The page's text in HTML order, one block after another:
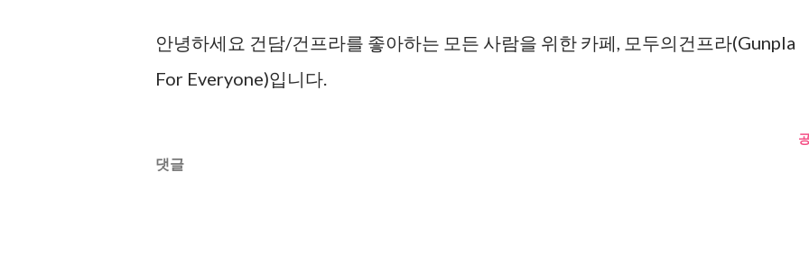
안녕하세요 건담/건프라를 좋아하는 모든 사람을 위한 카페, 모두의건프라(Gunpla
For Everyone)입니다.
댓글